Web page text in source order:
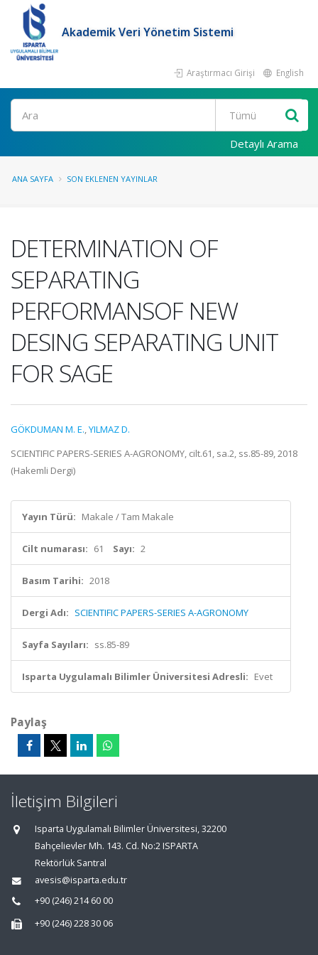
Akademik Veri Yönetim Sistemi
Araştırmacı Girişi English
Ara
Detaylı Arama
ANA SAYFA SON EKLENEN YAYINLAR
DETERMINATION OF
SEPARATING
PERFORMANSOF NEW
DESING SEPARATING UNIT
FOR SAGE
GÖKDUMAN M. E.,YILMAZ D.
SCIENTIFIC PAPERS-SERIES A-AGRONOMY, cilt.61, sa.2, ss.85-89, 2018
(Hakemli Dergi)
Yayın Türü: Makale / Tam Makale
Cilt numarası: 61 Sayı: 2
Basım Tarihi: 2018
Dergi Adı: SCIENTIFIC PAPERS-SERIES A-AGRONOMY
Sayfa Sayıları: ss.85-89
Isparta Uygulamalı Bilimler Üniversitesi Adresli: Evet
Paylaş
İletişim Bilgileri
Isparta Uygulamalı Bilimler Üniversitesi, 32200
Bahçelievler Mh. 143. Cd. No:2 ISPARTA
Rektörlük Santral
avesis@isparta.edu.tr
+90 (246) 214 60 00
+90 (246) 228 30 06